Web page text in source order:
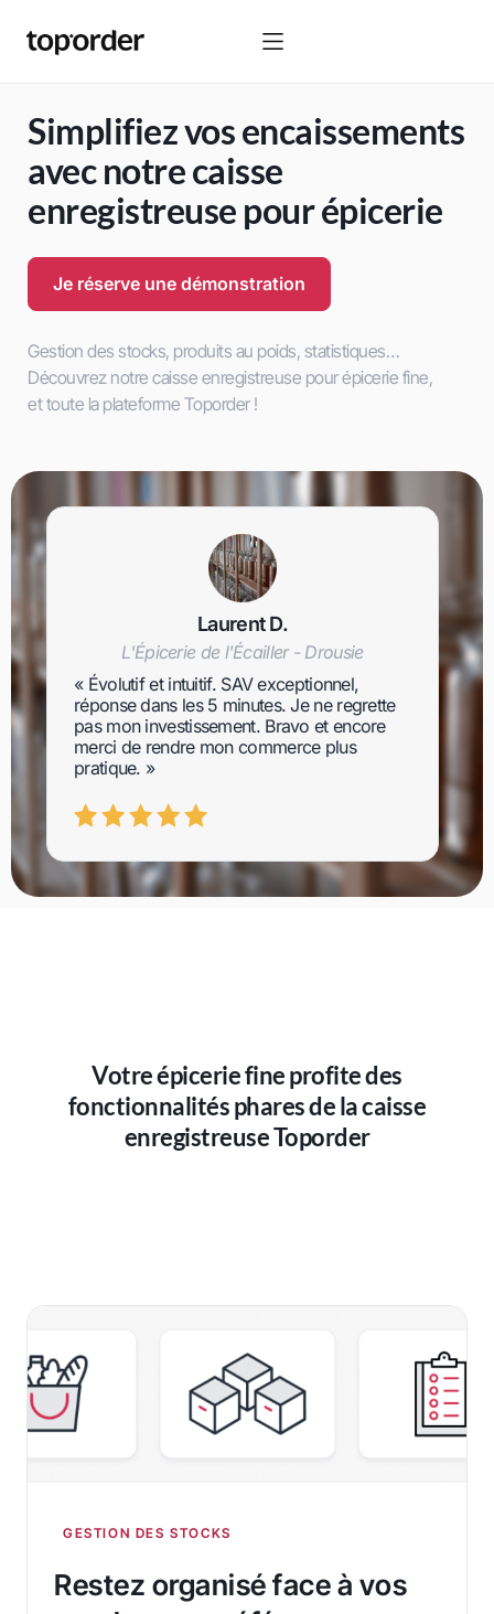
Simplifiez vos encaissements
avec notre caisse
enregistreuse pour épicerie
Je réserve une démonstration
Gestion des stocks, produits au poids, statistiques…
Découvrez notre caisse enregistreuse pour épicerie fine,
ettoute la plateforme Toporder !
Laurent D.
L'Épicerie de l'Écailler - Drousie
« Évolutif et intuitif. SAV exceptionnel,
réponse dans les 5 minutes. Je ne regrette
pas mon investissement. Bravo et encore
merci de rendre mon commerce plus
pratique. »
Votre épicerie fine profite des
fonctionnalités phares de la caisse
enregistreuse Toporder
GESTION DES STOCKS
Restez organisé face à vos